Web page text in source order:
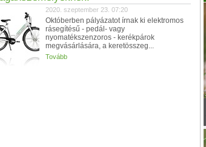
2020. szeptember 23. 07:20
Októberben pályázatot írnak ki elektromos
rásegítésű - pedál- vagy
nyomatékszenzoros - kerékpárok
megvásárlására, a keretösszeg...
Tovább